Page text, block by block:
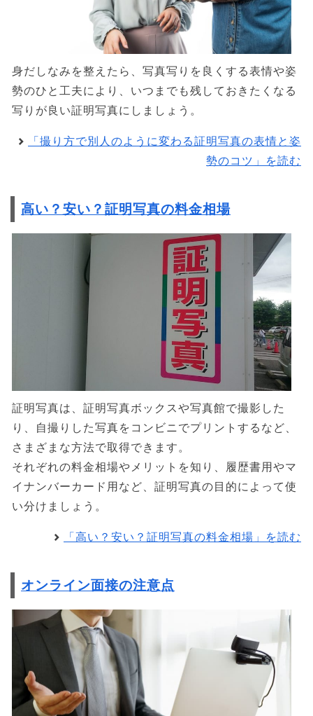
身だしなみを整えたら、写真写りを良くする表情や姿
勢のひと工夫により、いつまでも残しておきたくなる
写りが良い証明写真にしましょう。
「撮り方で別人のように変わる証明写真の表情と姿
勢のコツ」を読む
高い？安い？証明写真の料金相場
証明写真は、証明写真ボックスや写真館で撮影した
り、自撮りした写真をコンビニでプリントするなど、
さまざまな方法で取得できます。
それぞれの料金相場やメリットを知り、履歴書用やマ
イナンバーカード用など、証明写真の目的によって使
い分けましょう。
「高い？安い？証明写真の料金相場」を読む
オンライン面接の注意点